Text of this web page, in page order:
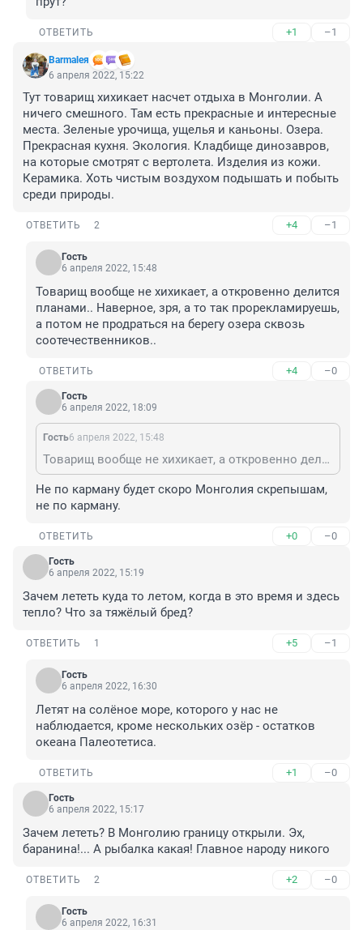
ОТВЕТИТЬ +1 –1
Barmaleя
6 апреля 2022, 15:22
Тут товарищ хихикает насчет отдыха в Монголии. А
ничего смешного. Там есть прекрасные и интересные
места. Зеленые урочища, ущелья и каньоны. Озера.
Прекрасная кухня. Экология. Кладбище динозавров,
на которые смотрят с вертолета. Изделия из кожи.
Керамика. Хоть чистым воздухом подышать и побыть
среди природы.
ОТВЕТИТЬ 2 +4 –1
Гость
6 апреля 2022, 15:48
Товарищ вообще не хихикает, а откровенно делится
планами.. Наверное, зря, а то так прорекламируешь,
а потом не продраться на берегу озера сквозь
соотечественников..
ОТВЕТИТЬ +4 –0
Гость
6 апреля 2022, 18:09
Гость6 апреля 2022, 15:48
Товарищ вообще не хихикает, а откровенно делится планами.. Наверное, зря, а то так прорекламируешь, а потом не продраться на берегу озера сквозь соотечественников..
Не по карману будет скоро Монголия скрепышам,
не по карману.
ОТВЕТИТЬ +0 –0
Гость
6 апреля 2022, 15:19
Зачем лететь куда то летом, когда в это время и здесь
тепло? Что за тяжёлый бред?
ОТВЕТИТЬ 1 +5 –1
Гость
6 апреля 2022, 16:30
Летят на солёное море, которого у нас не
наблюдается, кроме нескольких озёр - остатков
океана Палеотетиса.
ОТВЕТИТЬ +1 –0
Гость
6 апреля 2022, 15:17
Зачем лететь? В Монголию границу открыли. Эх,
баранина!... А рыбалка какая! Главное народу никого
ОТВЕТИТЬ 2 +2 –0
Гость
6 апреля 2022, 16:31